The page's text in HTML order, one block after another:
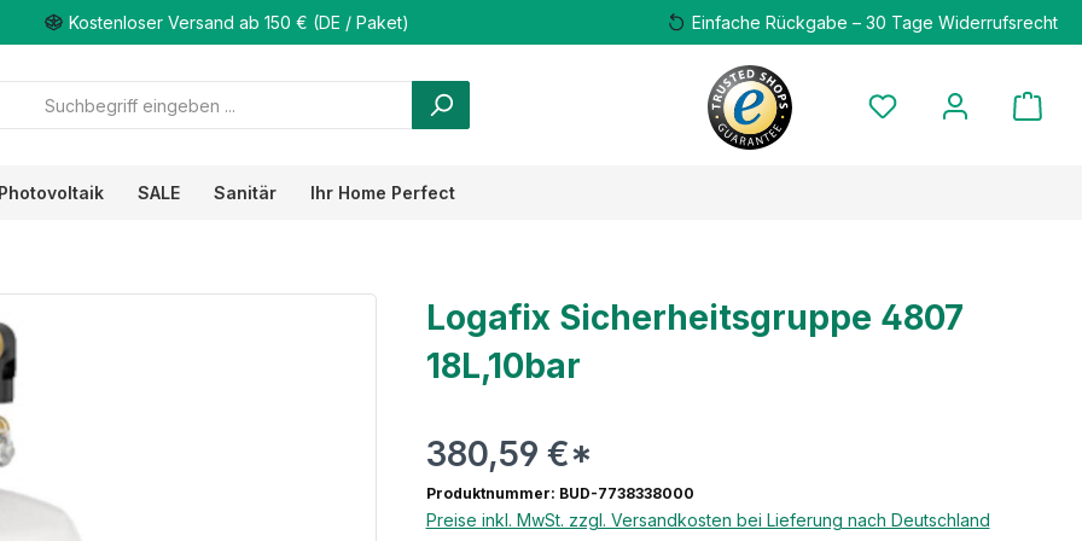
Kostenloser Versand ab 150 € (DE / Paket) Einfache Rückgabe – 30 Tage Widerrufsrecht
Photovoltaik SALE Sanitär Ihr Home Perfect
Logafix Sicherheitsgruppe 4807
18L,10bar
380,59 €*
Produktnummer: BUD-7738338000
Preise inkl. MwSt. zzgl. Versandkosten bei Lieferung nach Deutschland